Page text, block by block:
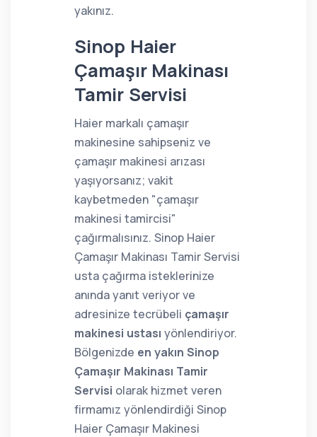
yakınız.
Sinop Haier
Çamaşır Makinası
Tamir Servisi
Haier markalı çamaşır
makinesine sahipseniz ve
çamaşır makinesi arızası
yaşıyorsanız; vakit
kaybetmeden "çamaşır
makinesi tamircisi"
çağırmalısınız. Sinop Haier
Çamaşır Makinası Tamir Servisi
usta çağırma isteklerinize
anında yanıt veriyor ve
adresinize tecrübeli çamaşır
makinesi ustası yönlendiriyor.
Bölgenizde en yakın Sinop
Çamaşır Makinası Tamir
Servisi olarak hizmet veren
firmamız yönlendirdiği Sinop
Haier Çamaşır Makinesi